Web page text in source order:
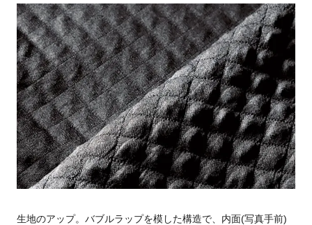
生地のアップ。バブルラップを模した構造で、内面(写真手前)